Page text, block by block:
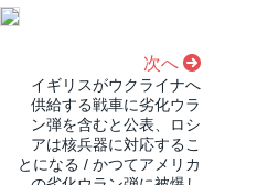
次へ
イギリスがウクライナへ
供給する戦車に劣化ウラ
ン弾を含むと公表、ロシ
アは核兵器に対応するこ
とになる / かつてアメリカ